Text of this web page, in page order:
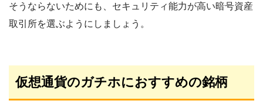
そうならないためにも、セキュリティ能力が高い暗号資産
取引所を選ぶようにしましょう。
仮想通貨のガチホにおすすめの銘柄